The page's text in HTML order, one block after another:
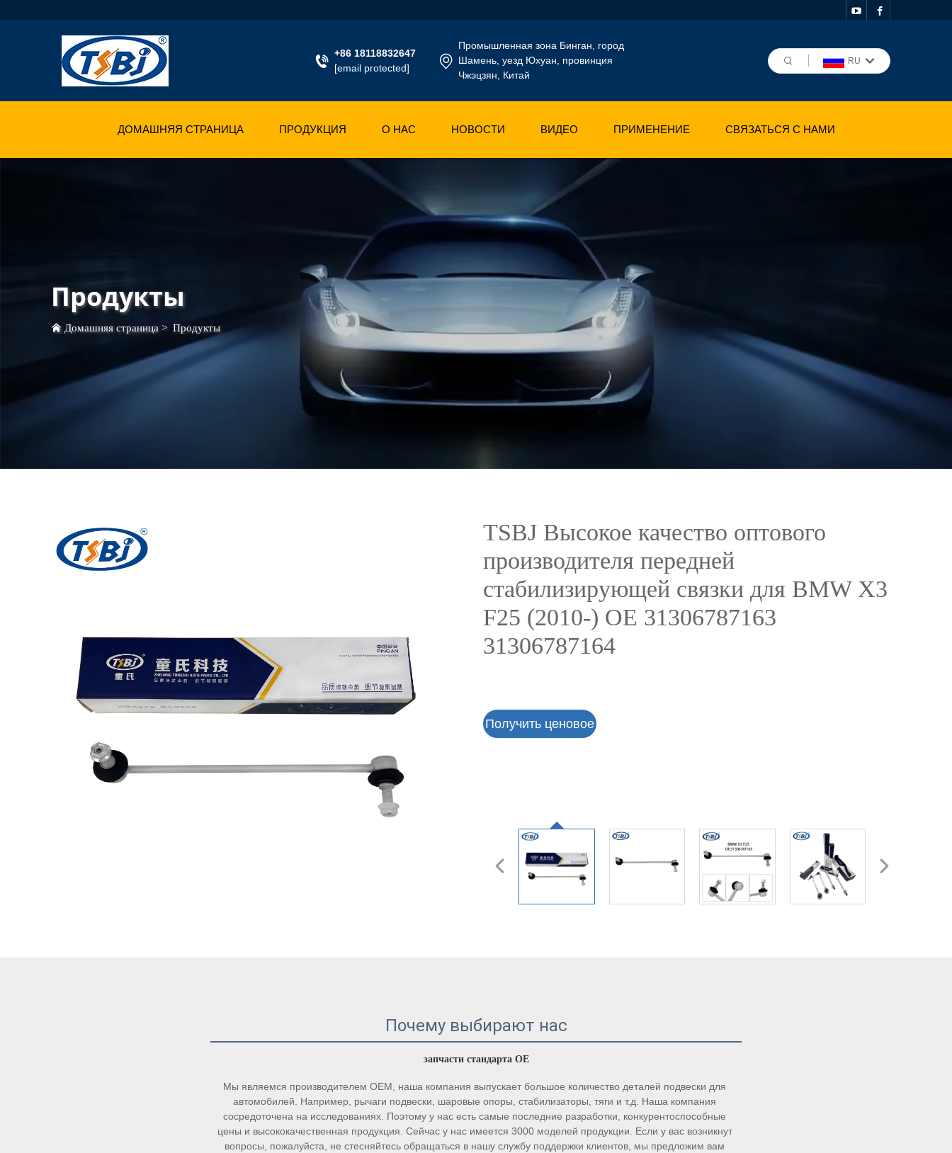
+86 18118832647
[email protected]
Промышленная зона Бинган, город
Шамень, уезд Юхуан, провинция
Чжэцзян, Китай
RU
ДОМАШНЯЯ СТРАНИЦА ПРОДУКЦИЯ О НАС НОВОСТИ ВИДЕО ПРИМЕНЕНИЕ СВЯЗАТЬСЯ С НАМИ
Продукты
Домашняя страница > Продукты
TSBJ Высокое качество оптового
производителя передней
стабилизирующей связки для BMW X3
F25 (2010-) ОЕ 31306787163
31306787164
Получить ценовое
Почему выбирают нас
запчасти стандарта OE
Мы являемся производителем OEM, наша компания выпускает большое количество деталей подвески для
автомобилей. Например, рычаги подвески, шаровые опоры, стабилизаторы, тяги и т.д. Наша компания
сосредоточена на исследованиях. Поэтому у нас есть самые последние разработки, конкурентоспособные
цены и высококачественная продукция. Сейчас у нас имеется 3000 моделей продукции. Если у вас возникнут
вопросы, пожалуйста, не стесняйтесь обращаться в нашу службу поддержки клиентов, мы предложим вам